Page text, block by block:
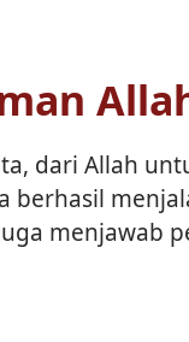
dari Allah
berhasil
menjawab